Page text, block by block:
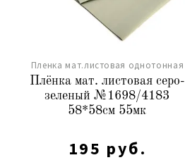
Пленка мат.листовая однотонная
Плёнка мат. листовая серо-
зеленый №1698/4183
58*58см 55мк
195 руб.